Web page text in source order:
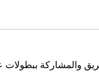
والمشاركة